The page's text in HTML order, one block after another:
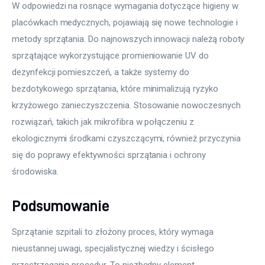
W odpowiedzi na rosnące wymagania dotyczące higieny w
placówkach medycznych, pojawiają się nowe technologie i
metody sprzątania. Do najnowszych innowacji należą roboty
sprzątające wykorzystujące promieniowanie UV do
dezynfekcji pomieszczeń, a także systemy do
bezdotykowego sprzątania, które minimalizują ryzyko
krzyżowego zanieczyszczenia. Stosowanie nowoczesnych
rozwiązań, takich jak mikrofibra w połączeniu z
ekologicznymi środkami czyszczącymi, również przyczynia
się do poprawy efektywności sprzątania i ochrony
środowiska.
Podsumowanie
Sprzątanie szpitali to złożony proces, który wymaga
nieustannej uwagi, specjalistycznej wiedzy i ścisłego